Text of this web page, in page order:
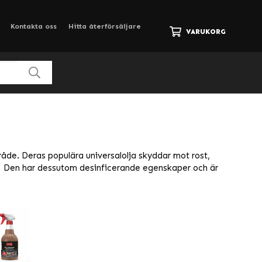
Kontakta oss
Hitta återförsäljare
VARUKORG
Deras populära universalolja skyddar mot rost,
har dessutom desinficerande egenskaper och är